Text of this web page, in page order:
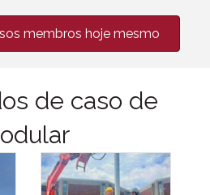
membros hoje mesmo
de caso de